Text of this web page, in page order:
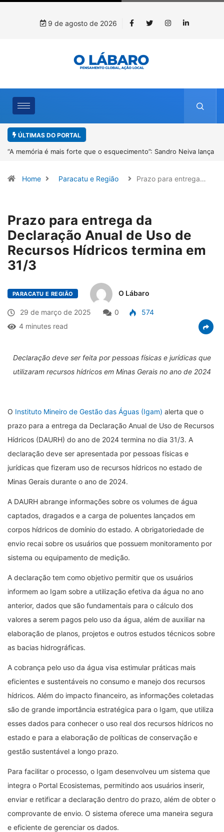
9 de agosto de 2026
ÚLTIMAS DO PORTAL
4º Fliparacatu tem inscrições abertas para o Prêmio de Redação e
Home Paracatu e Região Prazo para entrega…
Prazo para entrega da
Declaração Anual de Uso de
Recursos Hídricos termina em
31/3
PARACATU E REGIÃO O Lábaro
29 de março de 2025 0
574
4 minutes read
Declaração deve ser feita por pessoas físicas e jurídicas que
utilizaram recursos hídricos em Minas Gerais no ano de 2024
O Instituto Mineiro de Gestão das Águas (Igam) alerta que o
prazo para a entrega da Declaração Anual de Uso de Recursos
Hídricos (DAURH) do ano de 2024 termina no dia 31/3. A
declaração deve ser apresentada por pessoas físicas e
jurídicas que fizeram uso de recursos hídricos no estado de
Minas Gerais durante o ano de 2024.
A DAURH abrange informações sobre os volumes de água
captados, dragados e a carga de poluentes lançados em
corpos hídricos de domínio do estado. A obrigatoriedade de
envio recai sobre os usuários que possuem monitoramento por
sistema ou equipamento de medição.
A declaração tem como objetivo permitir que os usuários
informem ao Igam sobre a utilização efetiva da água no ano
anterior, dados que são fundamentais para o cálculo dos
valores a serem pagos pelo uso da água, além de auxiliar na
elaboração de planos, projetos e outros estudos técnicos sobre
as bacias hidrográficas.
A cobrança pelo uso da água visa estimular práticas mais
eficientes e sustentáveis no consumo e manejo dos recursos
hídricos. Além do impacto financeiro, as informações coletadas
são de grande importância estratégica para o Igam, que utiliza
esses dados para conhecer o uso real dos recursos hídricos no
estado e para a elaboração de políticas de conservação e
gestão sustentável a longo prazo.
Para facilitar o processo, o Igam desenvolveu um sistema que
integra o Portal Ecosistemas, permitindo aos usuários inserir,
enviar e retificar a declaração dentro do prazo, além de obter o
comprovante de envio. O sistema oferece uma maneira segura
e eficiente de gerenciar os dados.